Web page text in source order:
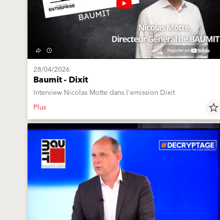
28/04/2026
Baumit - Dixit
Interview Nicolas Motte dans l'emission Dixit
Plus
star_border